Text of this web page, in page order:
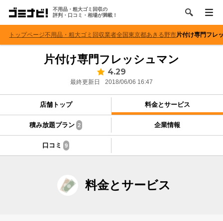
不用品・粗大ゴミ回収の
評判・口コミ・相場が満載！
トップページ不用品・粗大ゴミ回収業者全国東京都あきる野市片付け専門フレ
片付け専門フレッシュマン
4.29
最終更新日 2018/06/06 16:47
店舗トップ 料金とサービス
積み放題プラン 2 企業情報
口コミ 9
料金とサービス